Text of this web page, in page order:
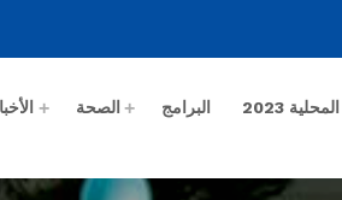
2023 البرامج الصحة